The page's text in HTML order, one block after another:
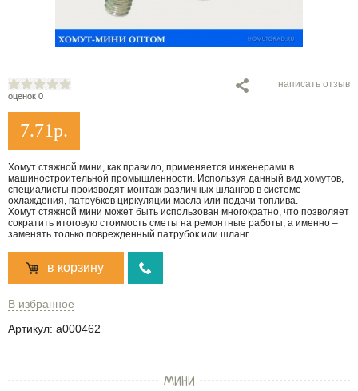
оценок 0
написать отзыв
7.71р.
Хомут стяжной мини, как правило, применяется инженерами в
машиностроительной промышленности. Используя данный вид хомутов,
специалисты производят монтаж различных шлангов в системе
охлаждения, патрубков циркуляции масла или подачи топлива.
Хомут стяжной мини может быть использован многократно, что позволяет
сократить итоговую стоимость сметы на ремонтные работы, а именно –
заменять только поврежденный патрубок или шланг.
в корзину
В избранное
Артикул: a000462
МИНИ